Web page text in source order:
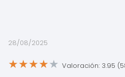
28/08/2025
★★★★★ Valoración: 3.95